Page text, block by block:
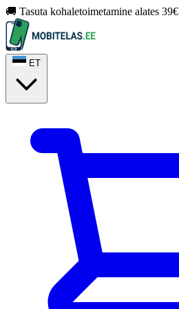
🚚 Tasuta kohaletoimetamine alates 39€
ET